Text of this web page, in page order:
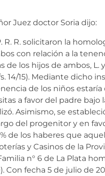
Juez doctor Soria dijo:
R. R. solicitaron la
con relación a la
los hijos de ambos, L.
14/15). Mediante dicho
de los niños estaría
a favor del padre bajo
Asimismo, se
del progenitor y en
de los haberes que
y Casinos de la
n° 6 de La Plata
Con fecha 5 de julio de